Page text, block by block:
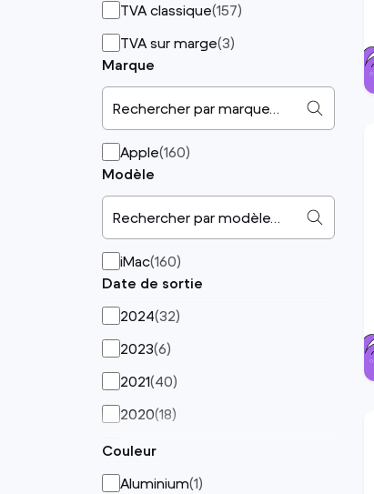
TVA classique(157)
TVA sur marge(3)
Marque
Rechercher par marque…
Apple(160)
Modèle
Rechercher par modèle…
iMac(160)
Date de sortie
2024(32)
2023(6)
2021(40)
2020(18)
2019(11
2017(53 )
Couleur
Aluminium(1)